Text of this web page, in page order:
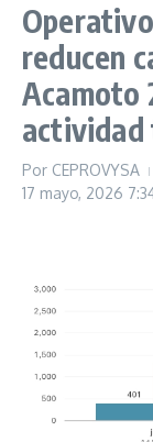
reducen
Acamoto
actividad
Por CEPROVYSA
17 mayo, 2026